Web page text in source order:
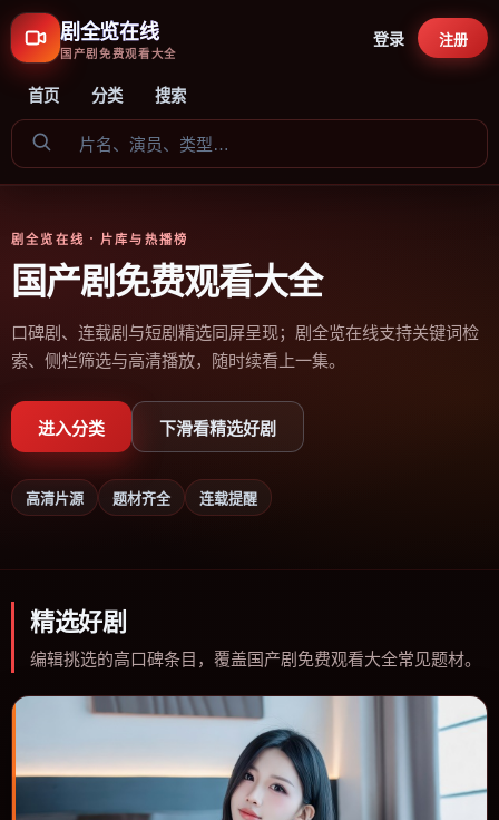
剧全览在线
国产剧免费观看大全
首页 分类 搜索
登录 注册
剧全览在线 · 片库与热播榜
国产剧免费观看大全
口碑剧、连载剧与短剧精选同屏呈现；剧全览在线支持关键词检
索、侧栏筛选与高清播放，随时续看上一集。
进入分类 下滑看精选好剧
高清片源 题材齐全 连载提醒
精选好剧
编辑挑选的高口碑条目，覆盖国产剧免费观看大全常见题材。